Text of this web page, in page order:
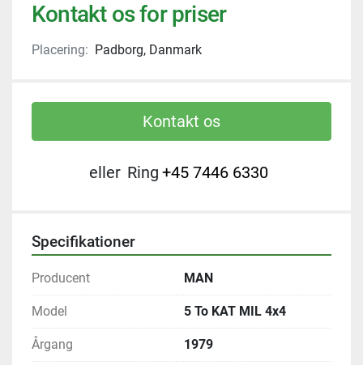
Kontakt os for priser
Placering: Padborg, Danmark
Kontakt os
eller Ring +45 7446 6330
Specifikationer
Producent MAN
Model 5 To KAT MIL 4x4
Årgang 1979